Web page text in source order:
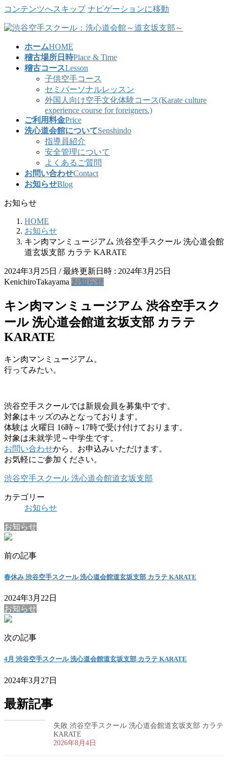
コンテンツへスキップ ナビゲーションに移動
ホームHOME
稽古場所日時Place & Time
稽古コースLesson
子供空手コース
セミパーソナルレッスン
外国人向け空手文化体験コース(Karate culture
experience course for foreigners.)
ご利用料金Price
洗心道会館についてSenshindo
指導員紹介
安全管理について
よくあるご質問
お問い合わせContact
お知らせBlog
お知らせ
HOME
お知らせ
キン肉マンミュージアム 渋谷空手スクール 洗心道会館
道玄坂支部 カラテ KARATE
2024年3月25日 / 最終更新日時 : 2024年3月25日
KenichiroTakayama お知らせ
キン肉マンミュージアム 渋谷空手スク
ール 洗心道会館道玄坂支部 カラテ
KARATE
キン肉マンミュージアム。
行ってみたい。
渋谷空手スクールでは新規会員を募集中です。
対象はキッズのみとなっております。
体験は 火曜日 16時～17時で受け付けております。
対象は未就学児～中学生です。
お問い合わせから、お申込みいただけます。
お気軽にご参加ください。
渋谷空手スクール 洗心道会館道玄坂支部
カテゴリー
お知らせ
お知らせ
前の記事
春休み 渋谷空手スクール 洗心道会館道玄坂支部 カラテ KARATE
2024年3月22日
お知らせ
次の記事
4月 渋谷空手スクール 洗心道会館道玄坂支部 カラテ KARATE
2024年3月27日
最新記事
失敗 渋谷空手スクール 洗心道会館道玄坂支部 カラテ
KARATE
2026年8月4日